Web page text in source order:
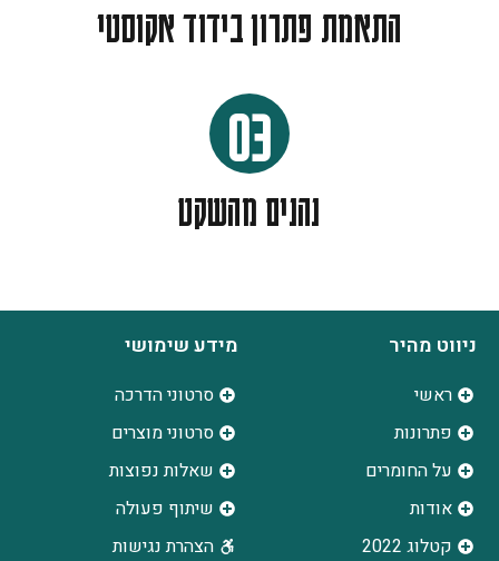
התאמת פתרון בידוד אקוסטי
03
נהנים מהשקט
ניווט מהיר
ראשי
פתרונות
על החומרים
אודות
קטלוג 2022
מידע שימושי
סרטוני הדרכה
סרטוני מוצרים
שאלות נפוצות
שיתוף פעולה
הצהרת נגישות